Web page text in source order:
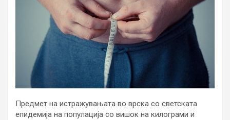
Предмет на истражувањата во врска со светската
епидемија на популација со вишок на килограми и